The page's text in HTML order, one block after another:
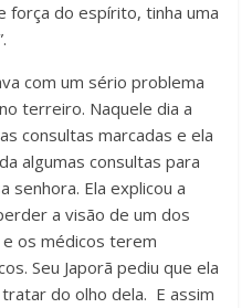
força do espírito, tinha uma
com um sério problema
terreiro. Naquele dia a
consultas marcadas e ela
algumas consultas para
senhora. Ela explicou a
a visão de um dos
os médicos terem
Seu Japorã pediu que ela
do olho dela. E assim